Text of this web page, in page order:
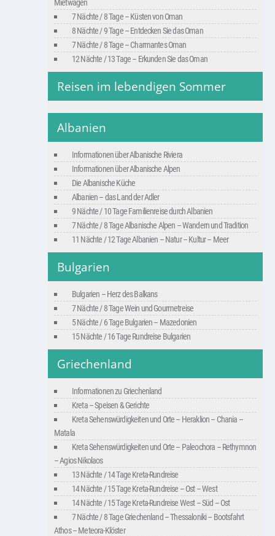
Mietwagen
7 Nächte / 8 Tage – Küsten von Oman
8 Nächte / 9 Tage – Entdecken Sie das Oman
7 Nächte / 8 Tage – Charmantes Oman
12 Nächte / 13 Tage – Erkunden Sie das Oman
Reisen im lebendigen Sommer
Albanien
Informationen über Albanische Riviera
Informationen über Albanische Alpen
Die Albanische Küche
Albanien – das Land der Adler
9 Nächte / 10 Tage Familienreise durch Albanien
7 Nächte / 8 Tage Albanische Alpen – Wandern und Tradition
11 Nächte / 12 Tage Albanien – Natur – Kultur – Meer
Bulgarien
Bulgarien – Herz des Balkans
7 Nächte / 8 Tage Wein und Gourmetreise
5 Nächte / 6 Tage Bulgarien – Mazedonien
15 Nächte / 16 Tage Rundreise Bulgarien
Griechenland
Informationen zu Griechenland
Kreta – Speisen & Gerichte
Kreta Sehenswürdigkeiten und Orte – Heraklion – Chania –
Matala
Kreta Sehenswürdigkeiten und Orte – Paleochora – Rethymnon
– Agios Nikolaos
13 Nächte / 14 Tage Kreta-Rundreise
14 Nächte / 15 Tage Kreta-Rundreise – Ost – West
14 Nächte / 15 Tage Kreta-Rundreise West – Süd – Ost
7 Nächte / 8 Tage Griechenland – Thessaloniki – Bootsfahrt
Athos – Meteora-Klöster